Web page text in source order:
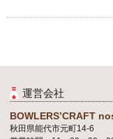
運営会社
BOWLERS’CRAFT
秋田県能代市元町14-6